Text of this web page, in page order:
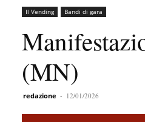
Il Vending Bandi di gara
(MN)
redazione - 12/01/2026